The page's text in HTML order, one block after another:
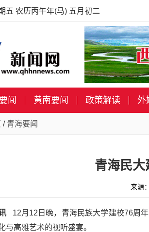
五 农历丙午年(马) 五月初二
闻 黄南要闻 政策解读 外
/ 青海要闻
青海民
来源
12月12日晚，青海民族大学建校76周
与高雅艺术的视听盛宴。